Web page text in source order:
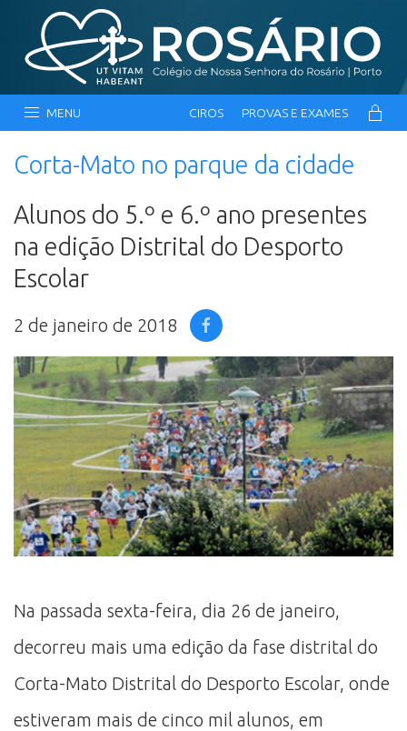
MENU CIROS PROVAS E EXAMES
Corta-Mato no parque da cidade
Alunos do 5.º e 6.º ano presentes
na edição Distrital do Desporto
Escolar
2 de janeiro de 2018
Na passada sexta-feira, dia 26 de janeiro,
decorreu mais uma edição da fase distrital do
Corta-Mato Distrital do Desporto Escolar, onde
estiveram mais de cinco mil alunos, em